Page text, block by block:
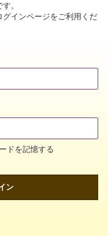
。
インページをご利用くだ
ドを記憶する
ン